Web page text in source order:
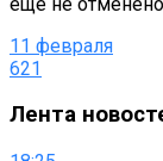
11 февраля
621
Лента